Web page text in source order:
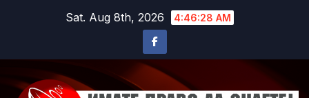
Sat. Aug 8th, 2026 4:46:31 AM